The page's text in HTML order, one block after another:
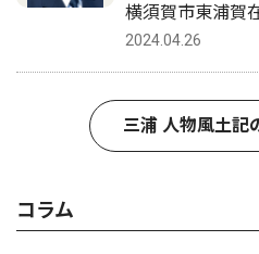
横須賀市東浦
2024.04.26
三浦 人物風土記
コラム